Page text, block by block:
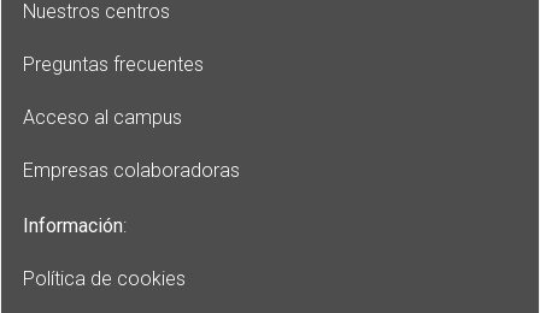
Nuestros centros
Preguntas frecuentes
Acceso al campus
Empresas colaboradoras
Información:
Política de cookies